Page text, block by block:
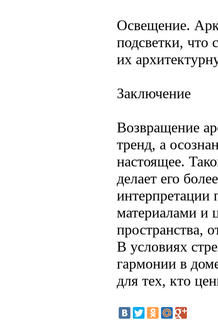
Освещение.
подсветки, что
их
Заключение
Возвращение
тренд, а
настоящее.
делает его
интерпретации
материалами и
пространства,
В условиях
гармонии в
для тех, кто